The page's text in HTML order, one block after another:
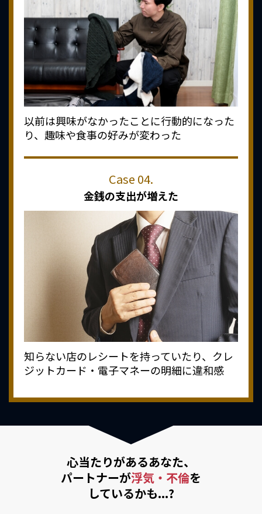
以前は興味がなかったことに行動的になった
り、趣味や食事の好みが変わった
金銭の支出が増えた
知らない店のレシートを持っていたり、クレ
ジットカード・電子マネーの明細に違和感
心当たりがあるあなた、
パートナーが浮気・不倫を
しているかも...?